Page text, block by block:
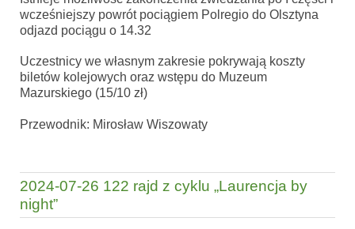
wcześniejszy powrót pociągiem Polregio do Olsztyna
odjazd pociągu o 14.32
Uczestnicy we własnym zakresie pokrywają koszty
biletów kolejowych oraz wstępu do Muzeum
Mazurskiego (15/10 zł)
Przewodnik: Mirosław Wiszowaty
2024-07-26 122 rajd z cyklu „Laurencja by
night”